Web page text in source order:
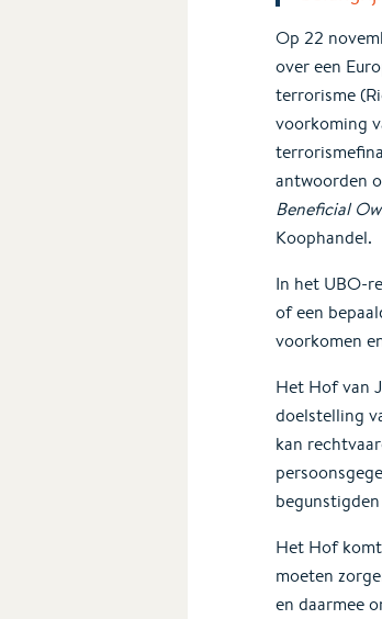
Op 22
over een
terrorisme
voorkoming
antwoorden
Beneficial
Koophandel.
In het UBO-
of een
voorkomen
Het Hof van
doelstelling
kan
Het Hof
moeten
en daarmee